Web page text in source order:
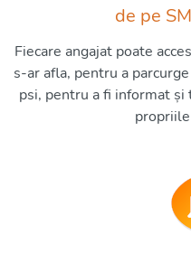
de pe
Fiecare angajat poate
s-ar afla, pentru a
psi, pentru a fi informat și